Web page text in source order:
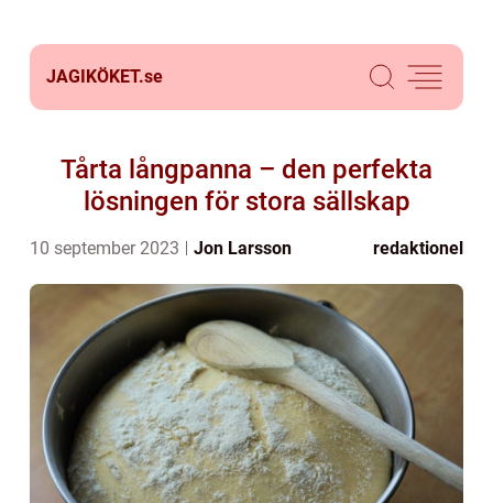
JAGIKÖKET.se
Tårta långpanna – den perfekta
lösningen för stora sällskap
10 september 2023 Jon Larsson redaktionel